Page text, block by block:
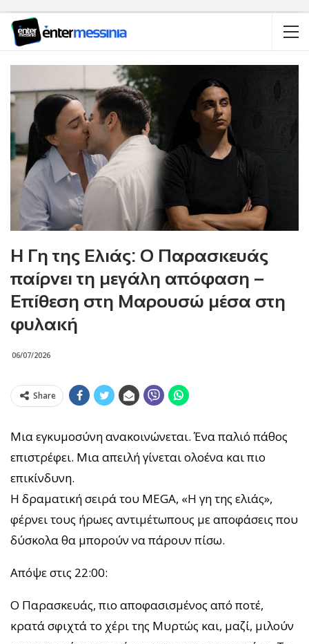
Η Γη της Ελιάς: Ο Παρασκευάς
παίρνει τη μεγάλη απόφαση –
Επίθεση στη Μαρουσώ μέσα στη
φυλακή
06/07/2026
Share
Μια εγκυμοσύνη ανακοινώνεται. Ένα παλιό πάθος
επιστρέφει. Μια απειλή γίνεται ολοένα και πιο
επικίνδυνη.
Η δραματική σειρά του MEGA, «Η γη της ελιάς»,
φέρνει τους ήρωες αντιμέτωπους με αποφάσεις που
δύσκολα θα μπορούν να πάρουν πίσω.
Απόψε στις 22:00:
Ο Παρασκευάς, πιο αποφασισμένος από ποτέ,
κρατά σφιχτά το χέρι της Μυρτώς και, μαζί, μιλούν